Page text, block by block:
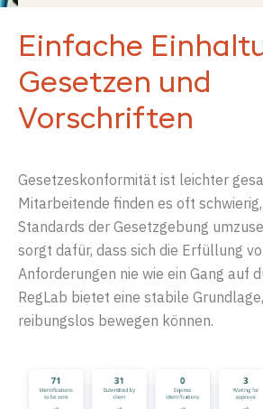
Einfache
Gesetzen und
Vorschriften
Gesetzeskonformität ist leichter
Mitarbeitende finden es oft
Standards der Gesetzgebung
sorgt dafür, dass sich die Erfüllung
Anforderungen nie wie ein Gang auf
RegLab bietet eine stabile
reibungslos bewegen können.